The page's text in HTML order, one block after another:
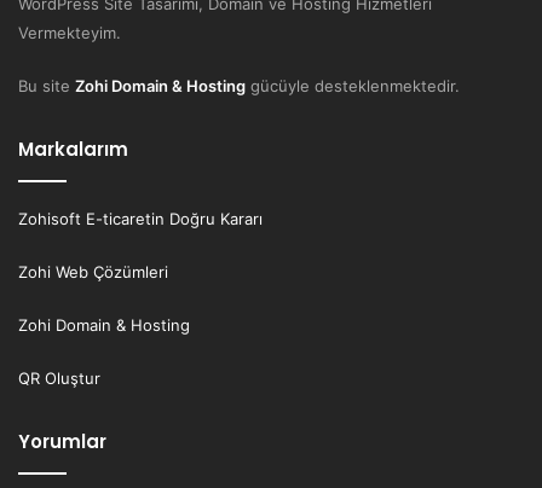
WordPress Site Tasarımı, Domain ve Hosting Hizmetleri
Vermekteyim.
Bu site Zohi Domain & Hosting gücüyle desteklenmektedir.
Markalarım
Zohisoft E-ticaretin Doğru Kararı
Zohi Web Çözümleri
Zohi Domain & Hosting
QR Oluştur
Yorumlar